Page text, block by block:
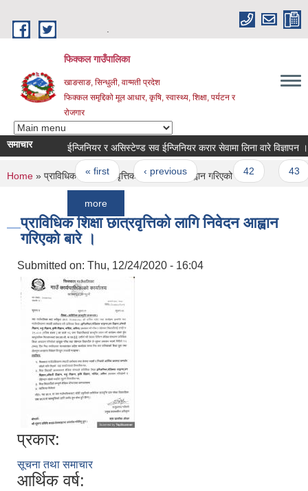
फिक्कल गाउँपालिका
खाङसाङ, सिन्धुली, वाग्मती प्रदेश
फिक्कल समृद्दिको मूल आधार, कृषि, स्वास्थ्य, शिक्षा, पर्यटन र
रोजगार
समाचार ईन्जिनियर र असिस्टेण्ड सव ईन्जिनियर करार सेवामा लिना वारे विज्ञापन ।
Pages
« first ‹ previous … 42
You are here
Home » प्राविधिक शिक्षा छात्रवृत्तिको लागि निवेदन आह्वान गरिएको बारे ।
प्राविधिक शिक्षा छात्रवृत्तिको लागि निवेदन आह्वान
गरिएको बारे ।
Submitted on: Thu, 12/24/2020 - 16:04
प्रकार:
सूचना तथा समाचार
आर्थिक वर्ष: